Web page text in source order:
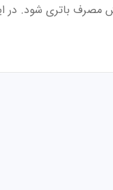
مصرف باتری شود.